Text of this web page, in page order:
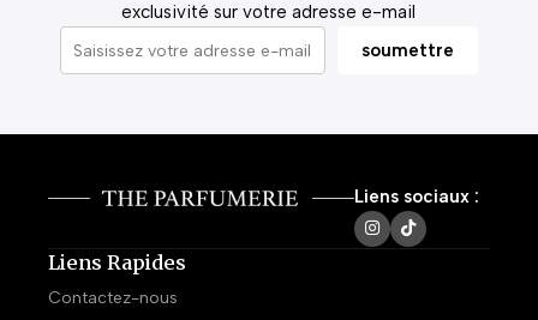
exclusivité sur votre adresse e-mail
Liens sociaux :
Liens Rapides
Contactez-nous